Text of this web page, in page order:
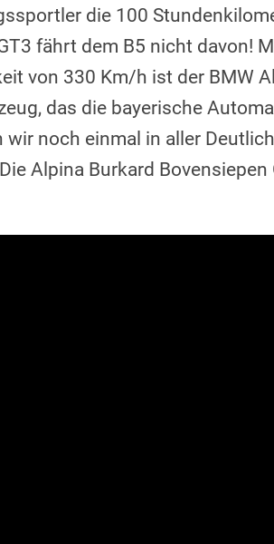
die 100
fährt dem B5 nicht davon!
von 330 Km/h ist der BMW
das die bayerische
noch einmal in aller
Alpina Burkard Bovensiepen